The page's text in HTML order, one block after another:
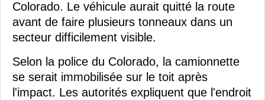
Colorado. Le véhicule aurait quitté la route
avant de faire plusieurs tonneaux dans un
secteur difficilement visible.
Selon la police du Colorado, la camionnette
se serait immobilisée sur le toit après
l'impact. Les autorités expliquent que l'endroit